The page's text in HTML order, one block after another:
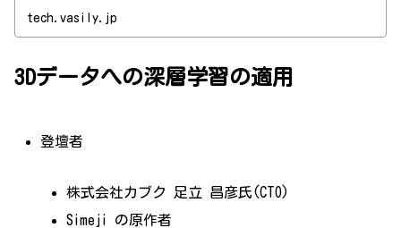
tech.vasily.jp
3Dデータへの深層学習の適用
登壇者
株式会社カブク 足立 昌彦氏(CTO)
Simeji の原作者